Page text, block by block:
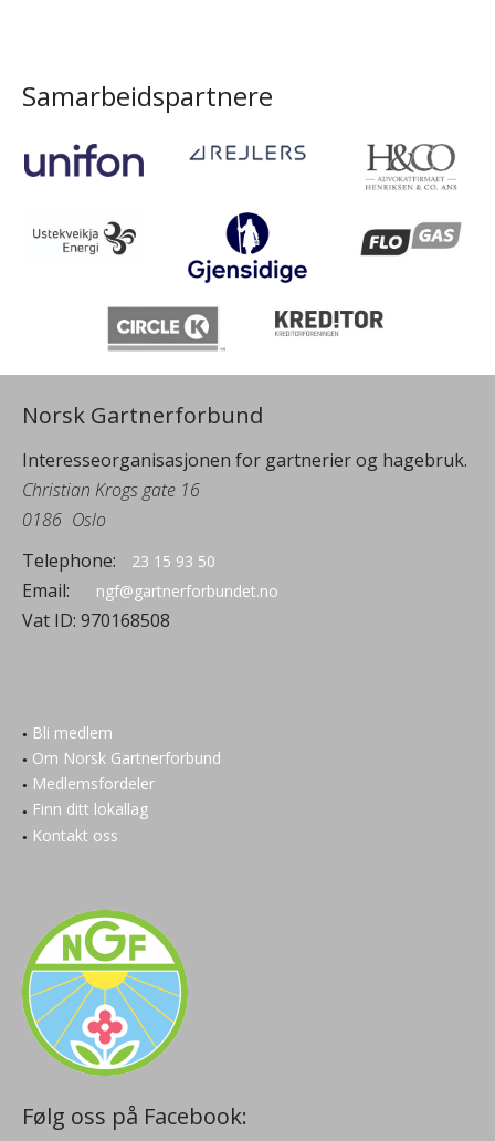
Samarbeidspartnere
Norsk Gartnerforbund
Interesseorganisasjonen for gartnerier og hagebruk.
Christian Krogs gate 16
0186 Oslo
Telephone:
23 15 93 50
Email: ngf@gartnerforbundet.no
Vat ID: 970168508
Bli medlem
Om Norsk Gartnerforbund
Medlemsfordeler
Finn ditt lokallag
Kontakt oss
Følg oss på Facebook: